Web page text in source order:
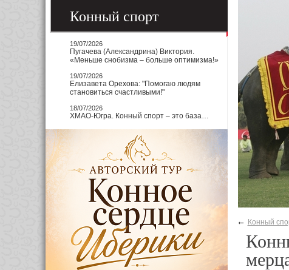
Конный спорт
19/07/2026
Пугачева (Александрина) Виктория.
«Меньше снобизма – больше оптимизма!»
19/07/2026
Елизавета Орехова: "Помогаю людям
становиться счастливыми!"
18/07/2026
ХМАО-Югра. Конный спорт – это база…
← Конный